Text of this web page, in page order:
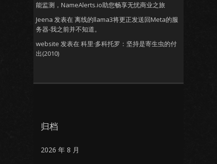
能监测，NameAlerts.io助您畅享无忧商业之旅
Jeena 发表在 离线的llama3将更正发送回Meta的服
务器-我之前并不知道。
website 发表在 科里·多科托罗：坚持是寄生虫的付
出(2010)
归档
2026 年 8 月